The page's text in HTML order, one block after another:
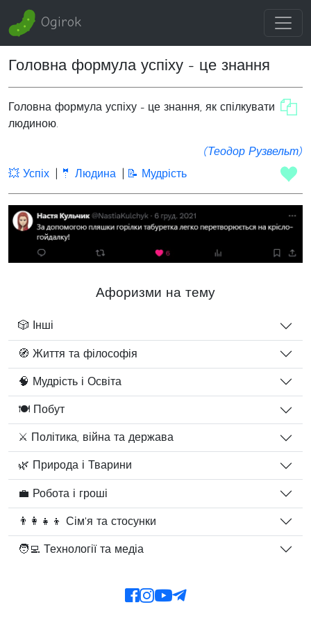
Ogirok
Головна формула успіху - це знання
Головна формула успіху - це знання, як спілкуватися із
людиною.
(Теодор Рузвельт)
💥 Успіх
🤵 Людина 📝 Мудрість
Афоризми на тему
🎲 Інші
🧭 Життя та філософія
🧠 Мудрість і Освіта
🍽️ Побут
⚔️ Політика, війна та держава
🌿 Природа і Тварини
💼 Робота і гроші
👨‍👩‍👧‍👦 Сім'я та стосунки
🧑‍💻 Технології та медіа